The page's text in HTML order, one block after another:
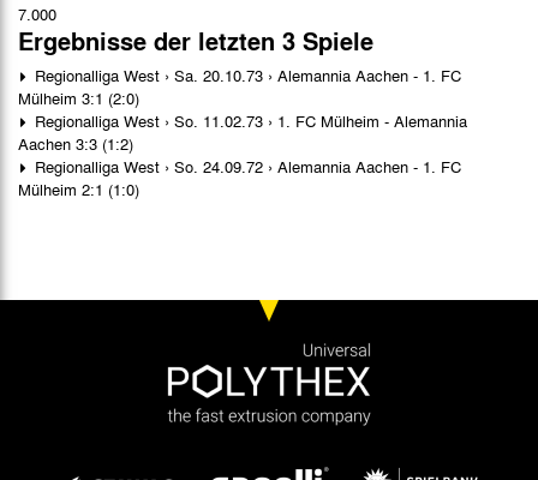
7.000
Ergebnisse der letzten 3 Spiele
Regionalliga West › Sa. 20.10.73 › Alemannia Aachen - 1. FC
Mülheim 3:1 (2:0)
Regionalliga West › So. 11.02.73 › 1. FC Mülheim - Alemannia
Aachen 3:3 (1:2)
Regionalliga West › So. 24.09.72 › Alemannia Aachen - 1. FC
Mülheim 2:1 (1:0)